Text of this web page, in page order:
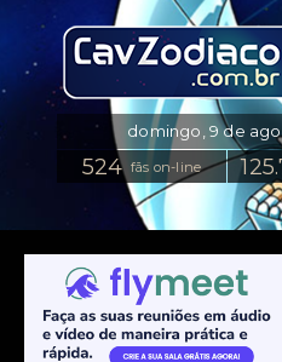
fãs on-line